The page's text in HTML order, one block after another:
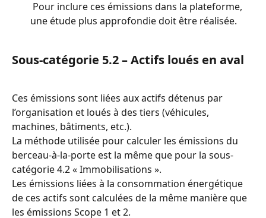
une étude plus approfondie doit être réalisée.
Sous-catégorie 5.2 – Actifs loués en aval
Ces émissions sont liées aux actifs détenus par
l’organisation et loués à des tiers (véhicules,
machines, bâtiments, etc.).
La méthode utilisée pour calculer les émissions du
berceau-à-la-porte est la même que pour la sous-
catégorie 4.2 « Immobilisations ».
Les émissions liées à la consommation énergétique
de ces actifs sont calculées de la même manière que
les émissions Scope 1 et 2.